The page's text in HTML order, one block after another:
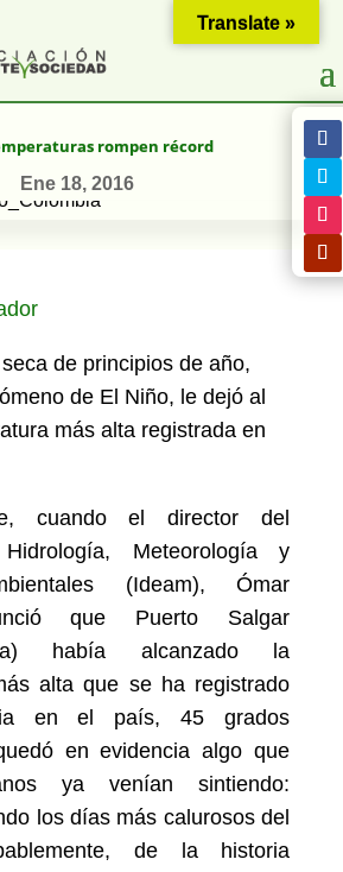
rompen récord
Ene 18, 2016
de principios de año,
de El Niño, le dejó al
más alta registrada en
cuando el director del
Meteorología y
(Ideam), Ómar
que Puerto Salgar
había alcanzado la
alta que se ha registrado
en el país, 45 grados
en evidencia algo que
ya venían sintiendo:
los días más calurosos del
de la historia
Translate »